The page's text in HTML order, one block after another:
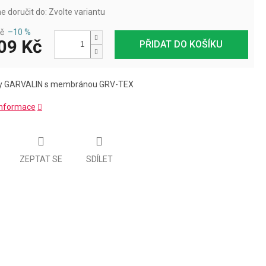
doručit do: Zvolte variantu
PŘIDAT DO KOŠÍKU
–10 %
Kč
GARVALIN s membránou GRV-TEX
ZEPTAT SE SDÍLET